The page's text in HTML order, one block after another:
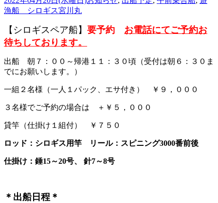
漁船 シロギス宮川丸
【シロギスペア船】 要予約 お電話にてご予約お
待ちしております。
出船 朝７：００～帰港１１：３０頃（受付は朝６：３０ま
でにお願いします。）
一組２名様（一人１パック、エサ付き） ￥９，０００
３名様でご予約の場合は ＋￥５，０００
貸竿（仕掛け１組付） ￥７５０
ロッド：シロギス用竿 リール：スピニング3000番前後
仕掛け：錘15～20号、 針7～8号
＊出船日程＊